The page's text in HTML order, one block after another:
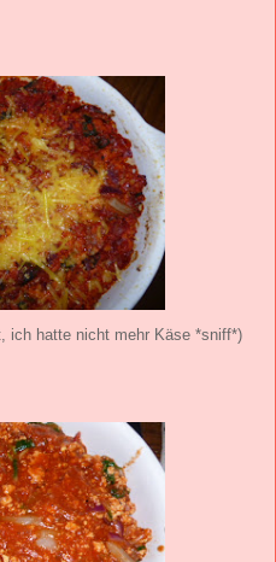
ich hatte nicht mehr Käse *sniff*)